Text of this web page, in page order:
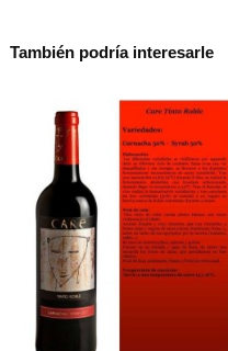
También podría interesarle